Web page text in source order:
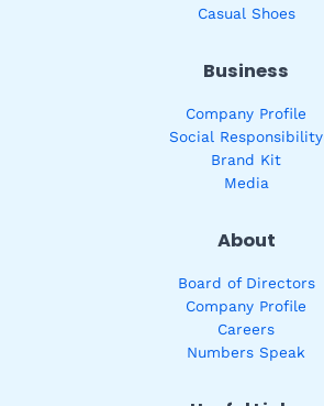
Casual Shoes
Business
Company Profile
Social Responsibility
Brand Kit
Media
About
Board of Directors
Company Profile
Careers
Numbers Speak